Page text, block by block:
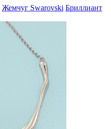
Жемчуг Swarovski Бриллиант